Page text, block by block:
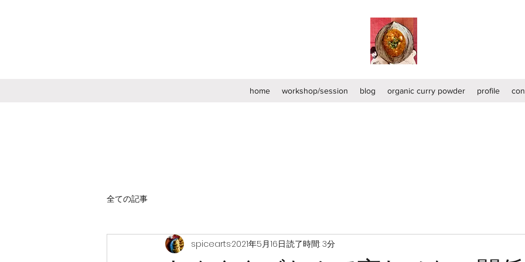
home workshop/session blog organic curry powder profile
全ての記事
spicearts2021年5月16日読了時間: 3分